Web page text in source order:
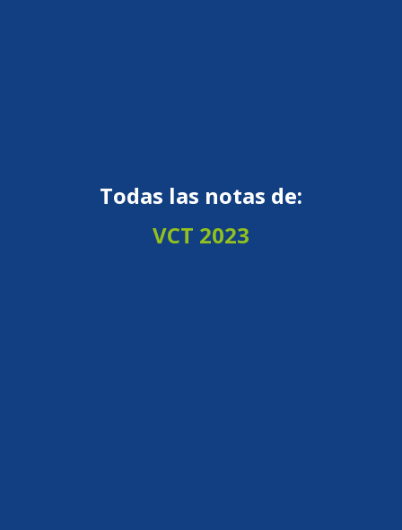
Todas las notas de:
VCT 2023